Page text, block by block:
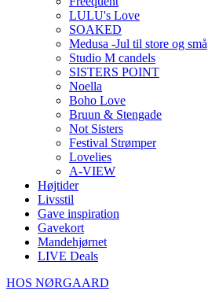
LULU's Love
SOAKED
Medusa -Jul til store og små
Studio M candels
SISTERS POINT
Noella
Boho Love
Bruun & Stengade
Not Sisters
Festival Strømper
Lovelies
A-VIEW
Højtider
Livsstil
Gave inspiration
Gavekort
Mandehjørnet
LIVE Deals
HOS NØRGAARD